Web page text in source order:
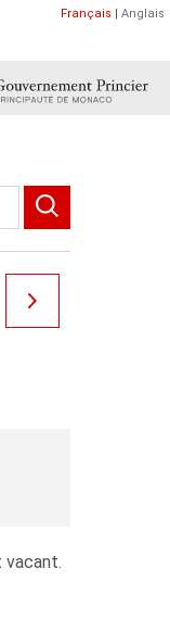
Français | Anglais
vacant.